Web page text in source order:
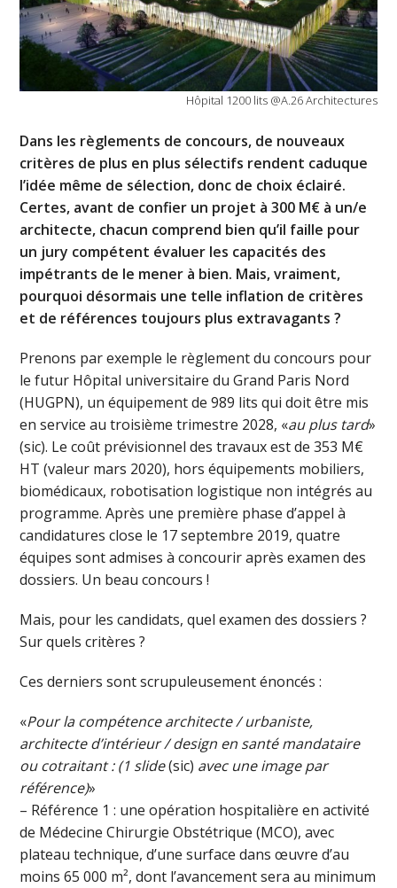
Hôpital 1200 lits @A.26 Architectures
Dans les règlements de concours, de nouveaux
critères de plus en plus sélectifs rendent caduque
l’idée même de sélection, donc de choix éclairé.
Certes, avant de confier un projet à 300 M€ à un/e
architecte, chacun comprend bien qu’il faille pour
un jury compétent évaluer les capacités des
impétrants de le mener à bien. Mais, vraiment,
pourquoi désormais une telle inflation de critères
et de références toujours plus extravagants ?
Prenons par exemple le règlement du concours pour
le futur Hôpital universitaire du Grand Paris Nord
(HUGPN), un équipement de 989 lits qui doit être mis
en service au troisième trimestre 2028, «au plus tard»
(sic). Le coût prévisionnel des travaux est de 353 M€
HT (valeur mars 2020), hors équipements mobiliers,
biomédicaux, robotisation logistique non intégrés au
programme. Après une première phase d’appel à
candidatures close le 17 septembre 2019, quatre
équipes sont admises à concourir après examen des
dossiers. Un beau concours !
Mais, pour les candidats, quel examen des dossiers ?
Sur quels critères ?
Ces derniers sont scrupuleusement énoncés :
«Pour la compétence architecte / urbaniste,
architecte d’intérieur / design en santé mandataire
ou cotraitant : (1 slide(sic) avec une image par
référence)»
– Référence 1 : une opération hospitalière en activité
de Médecine Chirurgie Obstétrique (MCO), avec
plateau technique, d’une surface dans œuvre d’au
moins 65 000 m², dont l’avancement sera au minimum